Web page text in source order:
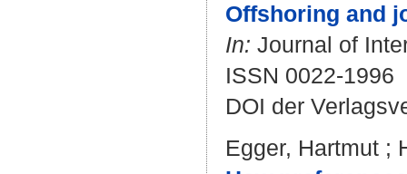
Offshoring and
In: Journal of
ISSN 0022-1996
DOI der
Egger, Hartmut ;